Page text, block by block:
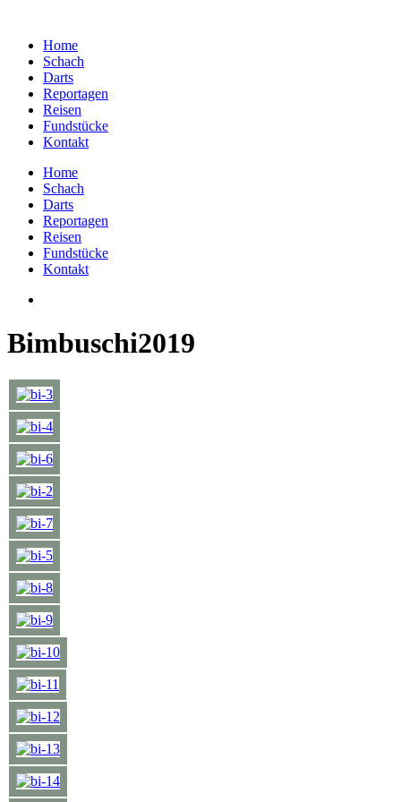
Home
Schach
Darts
Reportagen
Reisen
Fundstücke
Kontakt
Home
Schach
Darts
Reportagen
Reisen
Fundstücke
Kontakt
Bimbuschi2019